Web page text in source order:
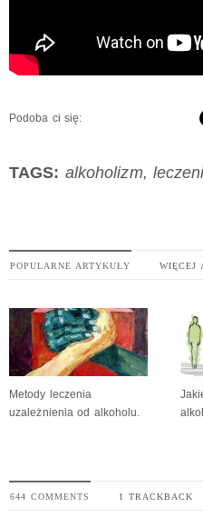
Podoba ci się:
TAGS: alkoholizm,
POPULARNE ARTYKUŁY WIĘCEJ
Metody leczenia
uzależnienia od alkoholu.
644 COMMENTS 1 TRACKBACK